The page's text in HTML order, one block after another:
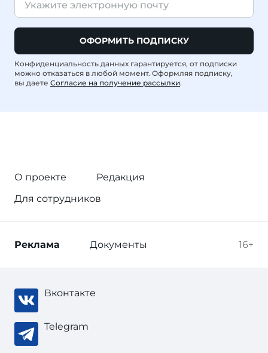
ОФОРМИТЬ ПОДПИСКУ
Конфиденциальность данных гарантируется, от подписки
можно отказаться в любой момент. Оформляя подписку,
вы даете Согласие на получение рассылки.
О проекте
Редакция
Для сотрудников
16+
Реклама Документы
Вконтакте
Telegram